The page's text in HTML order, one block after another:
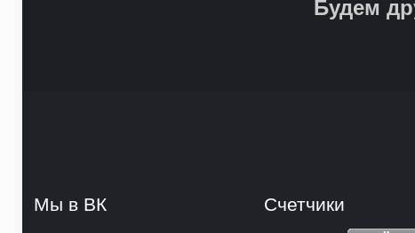
Будем
Мы в ВК Счетчики